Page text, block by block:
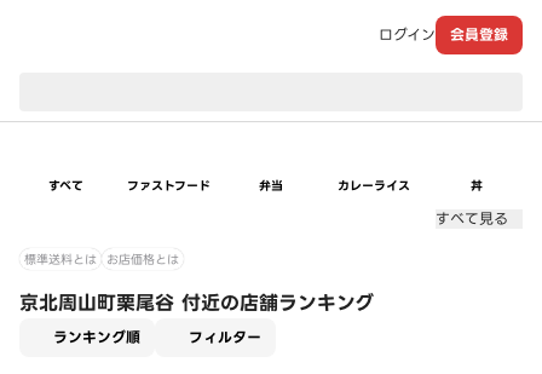
ログイン 会員登録
すべて ファストフード 弁当 カレーライス 丼
すべて見る
標準送料とは お店価格とは
京北周山町栗尾谷 付近の店舗ランキング
ランキング順 フィルター